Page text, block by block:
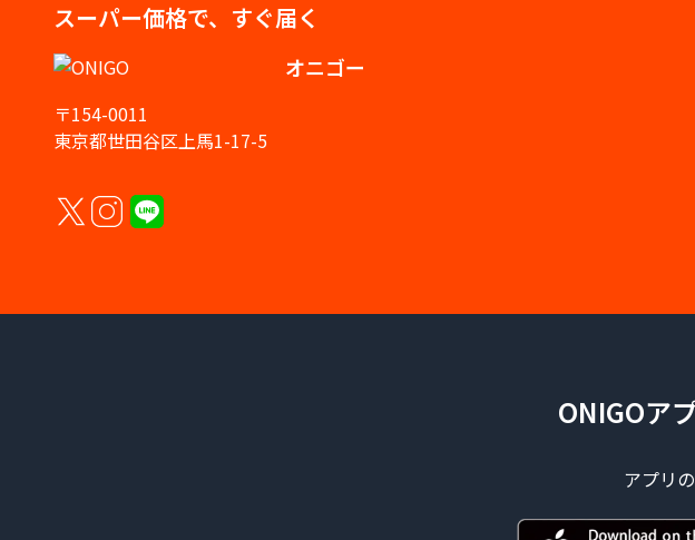
スーパー価格で、すぐ届く
オニゴー
〒154-0011
東京都世田谷区上馬1-17-5
ONIGOア
アプリ